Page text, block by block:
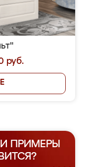
руб.
ПРИМЕРЫ